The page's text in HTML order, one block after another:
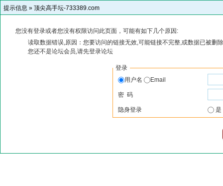
提示信息 » 顶尖高手坛-733389.com
您没有登录或者您没有权限访问此页面，可能有如下几个原因:
读取数据错误,原因：您要访问的链接无效,可能链接不完整,或数据已被删
您还不是论坛会员,请先登录论坛
登录
用户名
Email
密 码
隐身登录